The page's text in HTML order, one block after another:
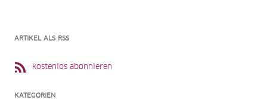
ARTIKEL ALS RSS
kostenlos abonnieren
KATEGORIEN